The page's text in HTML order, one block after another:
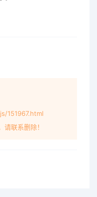
151967.html
联系删除！